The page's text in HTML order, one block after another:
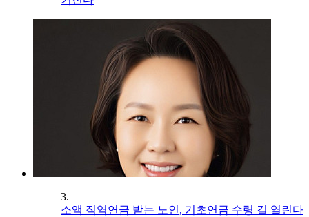
3.
소액 직역연금 받는 노인, 기초연금 수령 길 열린다